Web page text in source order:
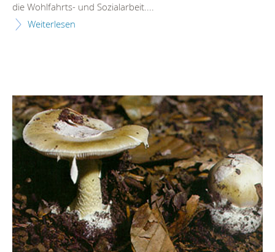
die Wohlfahrts- und Sozialarbeit....
Weiterlesen